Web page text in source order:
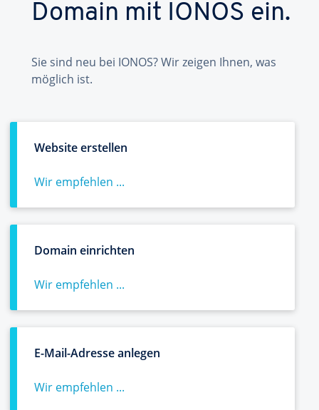
Domain mit IONOS ein.
Sie sind neu bei IONOS? Wir zeigen Ihnen, was
möglich ist.
Website erstellen
Wir empfehlen ...
Domain einrichten
Wir empfehlen ...
E-Mail-Adresse anlegen
Wir empfehlen ...